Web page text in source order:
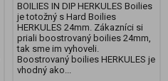
BOILIES IN DIP HERKULES Boilies
je totožný s Hard Boilies
HERKULES 24mm. Zákazníci si
priali boostrovaný boilies 24mm,
tak sme im vyhoveli.
Boostrovaný boilies HERKULES je
vhodný ako...